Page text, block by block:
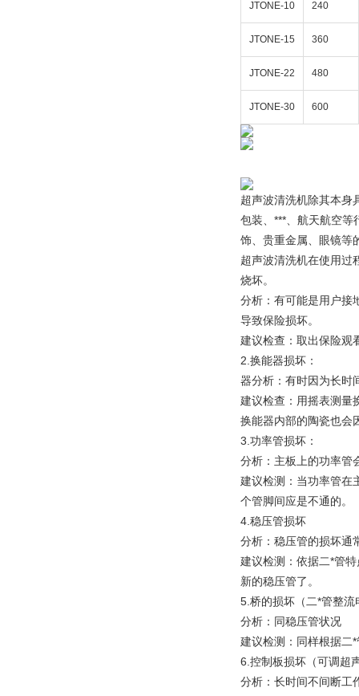
JTONE-10 240
JTONE-15 360
JTONE-22 480
JTONE-30 600
超声波清洗机除其本身
包装、***、航天航空等
饰、贵重金属、眼镜等
超声波清洗机在使用过
烧坏。
分析：有可能是用户接
导致保险损坏。
建议检查：取出保险观
2.换能器损坏：
器分析：有时因为长时
建议检查：用摇表测量
换能器内部的陶瓷也会
3.功率管损坏：
分析：主板上的功率管
建议检测：当功率管在
个管脚间应是不通的。
4.稳压管损坏
分析：稳压管的损坏通
建议检测：依据二*管
新的稳压管了。
5.桥的损坏（二*管整流
分析：同稳压管状况
建议检测：同样根据二
6.控制板损坏（可调超
分析：长时间不间断工